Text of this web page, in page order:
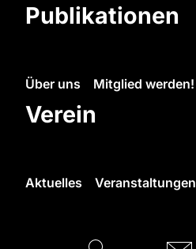
Publikationen
Über uns Mitglied werden!
Verein
Aktuelles Veranstaltungen